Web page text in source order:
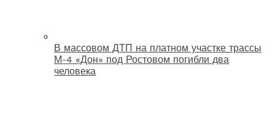
В массовом ДТП на платном участке трассы
М-4 «Дон» под Ростовом погибли два
человека